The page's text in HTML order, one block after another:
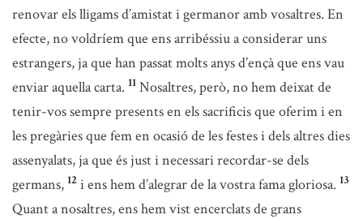
renovar els lligams d’amistat i germanor amb vosaltres. En
efecte, no voldríem que ens arribéssiu a considerar uns
estrangers, ja que han passat molts anys d’ençà que ens vau
enviar aquella carta. 11 Nosaltres, però, no hem deixat de
tenir-vos sempre presents en els sacrificis que oferim i en
les pregàries que fem en ocasió de les festes i dels altres dies
assenyalats, ja que és just i necessari recordar-se dels
germans, 12 i ens hem d’alegrar de la vostra fama gloriosa. 13
Quant a nosaltres, ens hem vist encerclats de grans